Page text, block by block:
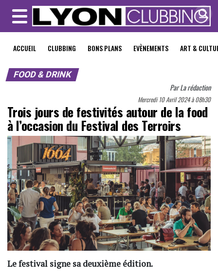
MENU
ACCUEIL CLUBBING BONS PLANS EVÈNEMENTS ART &
FOOD & DRINK
ParLa rédaction
Mercredi 10 Avril 2024 à 08h30
Trois jours de festivités autour de la food
à l’occasion du Festival des Terroirs
Le festival signe sa deuxième édition.